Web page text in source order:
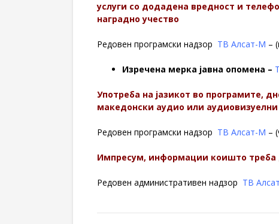
услуги со додадена вредност и
наградно учество
Редовен програмски надзор ТВ Алсат-М –
Изречена мерка јавна опомена –
Употреба на јазикот во програмите,
македонски аудио или
Редовен програмски надзор ТВ Алсат-М –
Импресум, информации коишто треба
Редовен административен надзор ТВ